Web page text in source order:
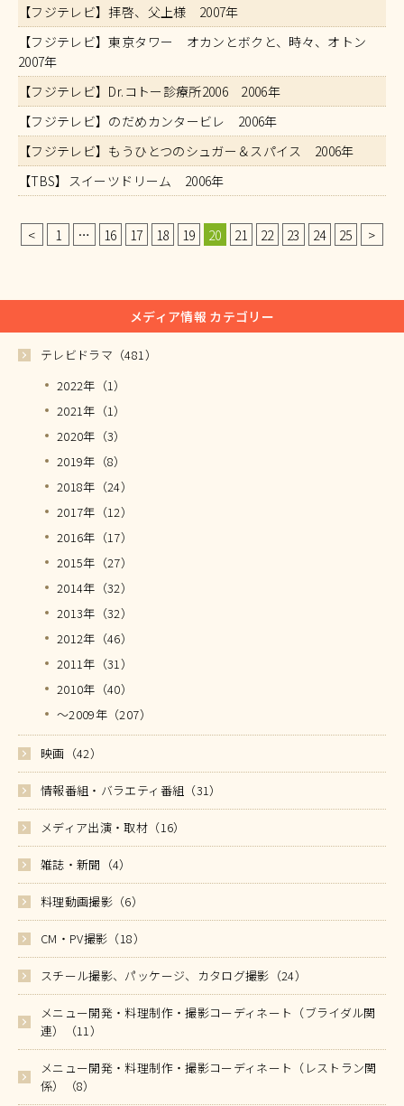
【フジテレビ】拝啓、父上様 2007年
【フジテレビ】東京タワー オカンとボクと、時々、オトン
2007年
【フジテレビ】Dr.コトー診療所2006 2006年
【フジテレビ】のだめカンタービレ 2006年
【フジテレビ】もうひとつのシュガー＆スパイス 2006年
【TBS】スイーツドリーム 2006年
< 1 … 16 17 18 19 20 21 22 23 24 25 >
メディア情報 カテゴリー
テレビドラマ（481）
2022年（1）
2021年（1）
2020年（3）
2019年（8）
2018年（24）
2017年（12）
2016年（17）
2015年（27）
2014年（32）
2013年（32）
2012年（46）
2011年（31）
2010年（40）
～2009年（207）
映画（42）
情報番組・バラエティ番組（31）
メディア出演・取材（16）
雑誌・新聞（4）
料理動画撮影（6）
CM・PV撮影（18）
スチール撮影、パッケージ、カタログ撮影（24）
メニュー開発・料理制作・撮影コーディネート（ブライダル関
連）（11）
メニュー開発・料理制作・撮影コーディネート（レストラン関
係）（8）